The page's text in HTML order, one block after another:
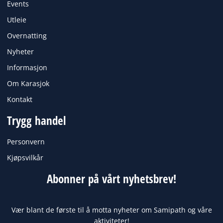
k
Events
Utleie
Overnatting
Nyheter
Informasjon
Om Karasjok
Kontakt
Trygg handel
Personvern
Kjøpsvilkår
Abonner på vårt nyhetsbrev!
Vær blant de første til å motta nyheter om Samipath og våre
aktiviteter!